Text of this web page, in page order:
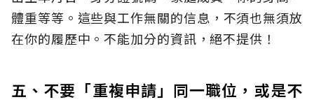
體重等等。這些與工作無關的信息，不須也無須放
在你的履歷中。不能加分的資訊，絕不提供！
五、不要「重複申請」同一職位，或是不